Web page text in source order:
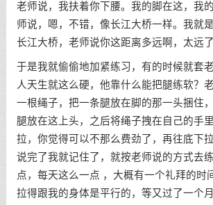
老师说，我扶着你下腰。我的脚在这，我
师说，嗯，不错，像长江大桥一样。我就
长江大桥，老师说你这距离多远啊，太远了
于是我就偷偷地加紧练习，有的时候就套
人天生就这么硬，他靠什么能把腿练软？
一根绳子，把一条腿放在脚的那一头捆住
腿放在这上头，之后将绳子拽在自己的手
拉，你觉得可以不那么费劲了，再往底下
说完了我就记住了，就按老师说的方式去
点，每天这么一点 ，大概有一个礼拜的时
拉得跟我的身体是平行的，等又过了一个